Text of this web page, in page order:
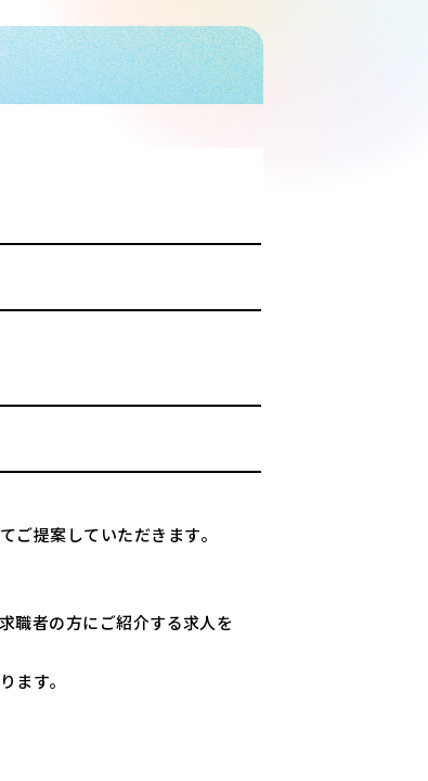
ご提案していただきます。
職者の方にご紹介する求人を
ます。